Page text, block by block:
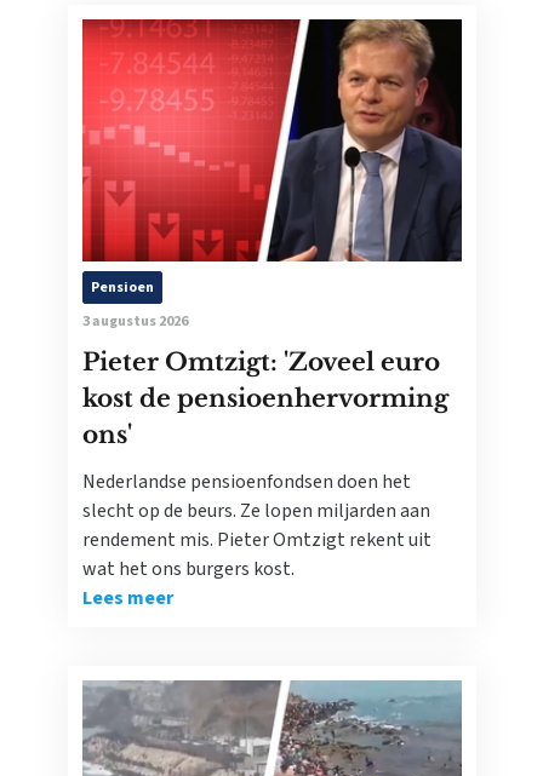
Pensioen
3 augustus 2026
Pieter Omtzigt: 'Zoveel euro
kost de pensioenhervorming
ons'
Nederlandse pensioenfondsen doen het
slecht op de beurs. Ze lopen miljarden aan
rendement mis. Pieter Omtzigt rekent uit
wat het ons burgers kost.
Lees meer